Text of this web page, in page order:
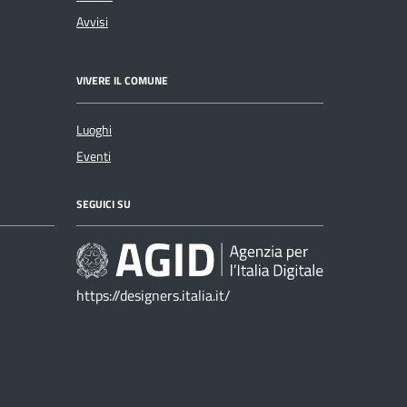
Avvisi
VIVERE IL COMUNE
Luoghi
Eventi
SEGUICI SU
https://designers.italia.it/